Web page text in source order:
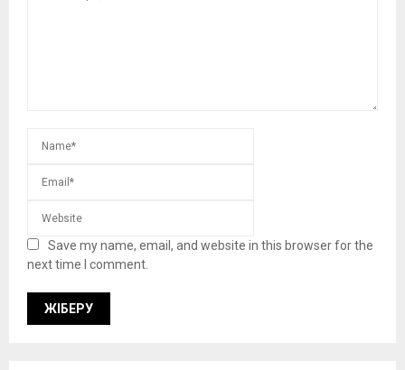
Save my name, email, and website in this browser for the
next time I comment.